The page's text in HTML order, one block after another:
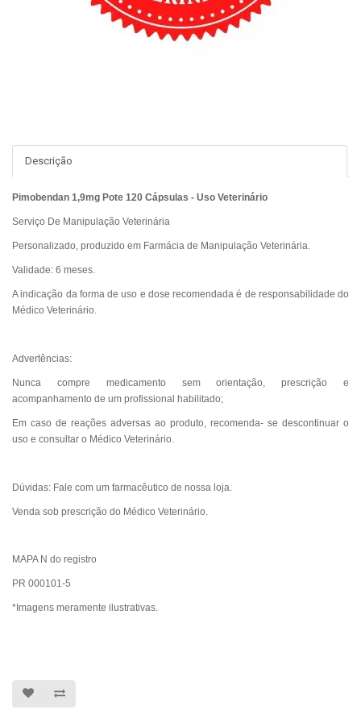
Descrição
Pimobendan 1,9mg Pote 120 Cápsulas - Uso Veterinário
Serviço De Manipulação Veterinária
Personalizado, produzido em Farmácia de Manipulação Veterinária.
Validade: 6 meses.
A indicação da forma de uso e dose recomendada é de responsabilidade do
Médico Veterinário.
Advertências:
Nunca compre medicamento sem orientação, prescrição e
acompanhamento de um profissional habilitado;
Em caso de reações adversas ao produto, recomenda- se descontinuar o
uso e consultar o Médico Veterinário.
Dúvidas: Fale com um farmacêutico de nossa loja.
Venda sob prescrição do Médico Veterinário.
MAPA N do registro
PR 000101-5
*Imagens meramente ilustrativas.